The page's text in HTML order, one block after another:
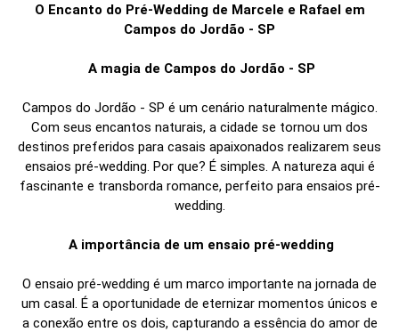
O Encanto do Pré-Wedding de Marcele e Rafael em
Campos do Jordão - SP
A magia de Campos do Jordão - SP
Campos do Jordão - SP é um cenário naturalmente mágico.
Com seus encantos naturais, a cidade se tornou um dos
destinos preferidos para casais apaixonados realizarem seus
ensaios pré-wedding. Por que? É simples. A natureza aqui é
fascinante e transborda romance, perfeito para ensaios pré-
wedding.
A importância de um ensaio pré-wedding
O ensaio pré-wedding é um marco importante na jornada de
um casal. É a oportunidade de eternizar momentos únicos e
a conexão entre os dois, capturando a essência do amor de